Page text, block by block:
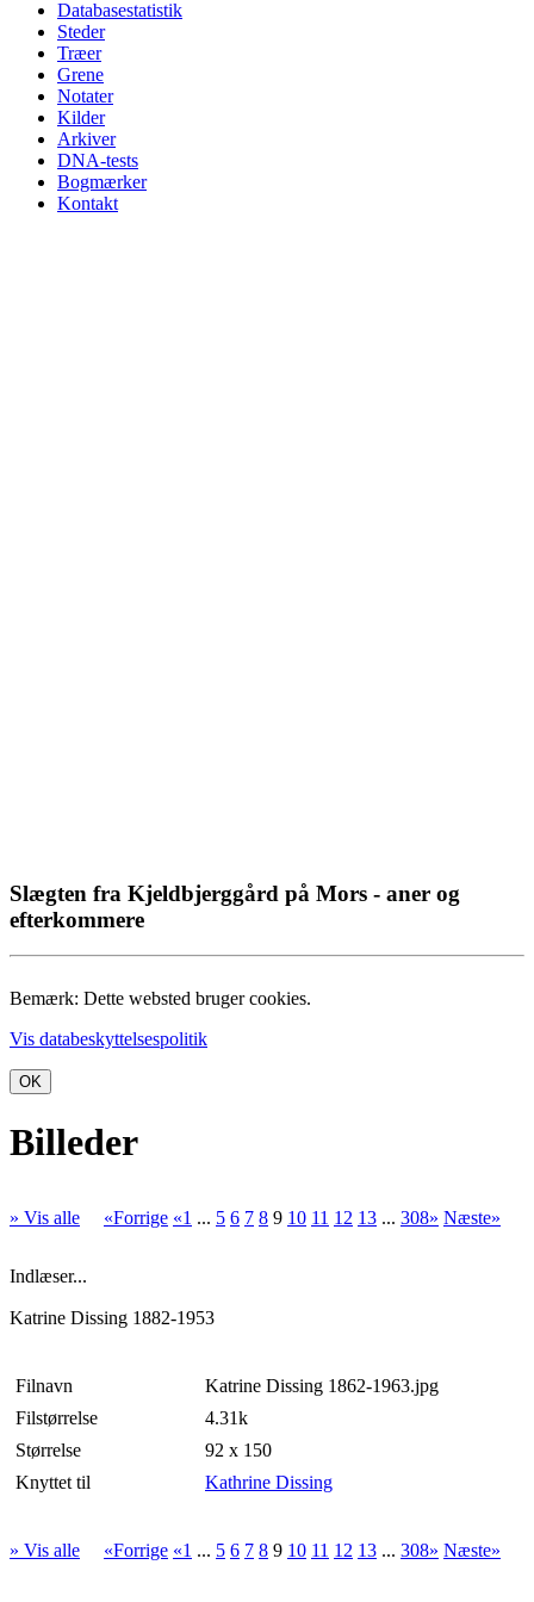
Databasestatistik
Steder
Træer
Grene
Notater
Kilder
Arkiver
DNA-tests
Bogmærker
Kontakt
Slægten fra Kjeldbjerggård på Mors - aner og
efterkommere
Bemærk: Dette websted bruger cookies.
Vis databeskyttelsespolitik
OK
Billeder
» Vis alle «Forrige «1 ... 5 6 7 8 9 10 11 12 13 ... 308» Næste»
Indlæser...
Katrine Dissing 1882-1953
Filnavn
Katrine Dissing 1862-1963.jpg
Filstørrelse
4.31k
Størrelse
92 x 150
Knyttet til
Kathrine Dissing
» Vis alle «Forrige «1 ... 5 6 7 8 9 10 11 12 13 ... 308» Næste»